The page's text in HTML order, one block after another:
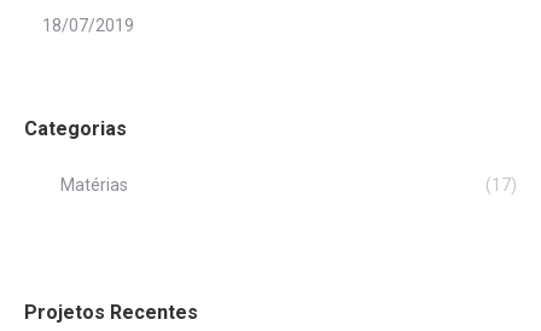
18/07/2019
Categorias
Matérias (17)
Projetos Recentes